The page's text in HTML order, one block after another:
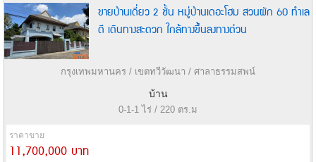
ขายบ้านเดี่ยว 2 ชั้น หมู่บ้านเดอะโฮม สวนผัก 60 ทำเล
ดี เดินทางสะดวก ใกล้ทางขึ้นลงทางด่วน
กรุงเทพมหานคร / เขตทวีวัฒนา / ศาลาธรรมสพน์
บ้าน
0-1-1 ไร่ / 220 ตร.ม
ราคาขาย
11,700,000 บาท